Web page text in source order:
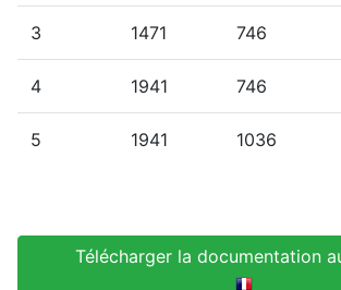
3 1471 746
4 1941 746
5 1941 1036
Télécharger la documentation